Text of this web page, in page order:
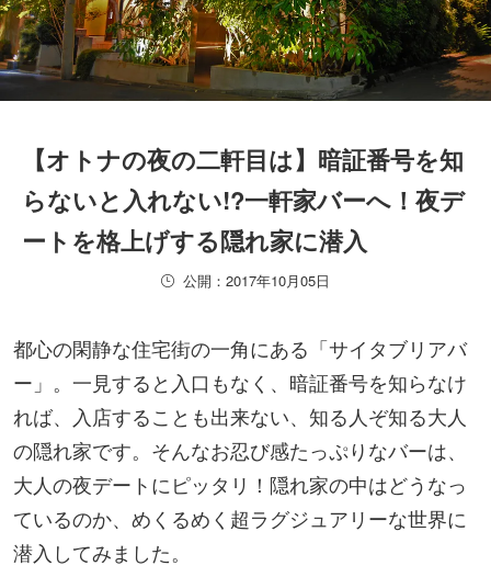
【オトナの夜の二軒目は】暗証番号を知
らないと入れない!?一軒家バーへ！夜デ
ートを格上げする隠れ家に潜入
公開：2017年10月05日
都心の閑静な住宅街の一角にある「サイタブリアバ
ー」。一見すると入口もなく、暗証番号を知らなけ
れば、入店することも出来ない、知る人ぞ知る大人
の隠れ家です。そんなお忍び感たっぷりなバーは、
大人の夜デートにピッタリ！隠れ家の中はどうなっ
ているのか、めくるめく超ラグジュアリーな世界に
潜入してみました。